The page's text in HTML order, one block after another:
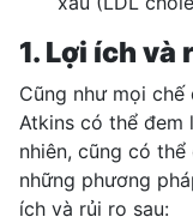
1. Lợi ích
Cũng như mọi
Atkins có thể đem
nhiên, cũng có
những phương
ích và rủi ro sau: